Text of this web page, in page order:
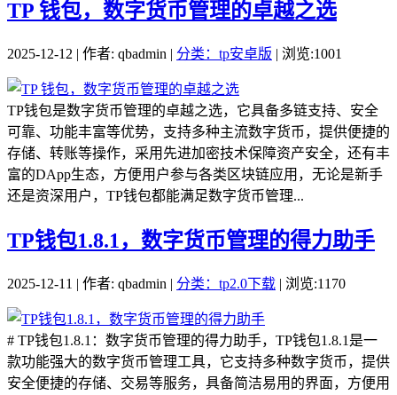
TP 钱包，数字货币管理的卓越之选
2025-12-12 | 作者: qbadmin | 分类：tp安卓版 | 浏览:1001
TP钱包是数字货币管理的卓越之选，它具备多链支持、安全
可靠、功能丰富等优势，支持多种主流数字货币，提供便捷的
存储、转账等操作，采用先进加密技术保障资产安全，还有丰
富的DApp生态，方便用户参与各类区块链应用，无论是新手
还是资深用户，TP钱包都能满足数字货币管理...
TP钱包1.8.1，数字货币管理的得力助手
2025-12-11 | 作者: qbadmin | 分类：tp2.0下载 | 浏览:1170
# TP钱包1.8.1：数字货币管理的得力助手，TP钱包1.8.1是一
款功能强大的数字货币管理工具，它支持多种数字货币，提供
安全便捷的存储、交易等服务，具备简洁易用的界面，方便用